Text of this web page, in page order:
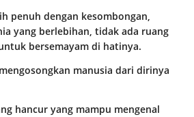
penuh dengan kesombongan,
yang berlebihan, tidak ada ruang
bersemayam di hatinya.
manusia dari dirinya
hancur yang mampu mengenal